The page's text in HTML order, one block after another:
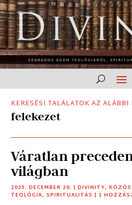
KERESÉSI TALÁLATOK AZ ALÁBBI
felekezet
Váratlan
világban
2025. DECEMBER 29. |DIVINITY,
TEOLÓGIA,SPIRITUALITÁS | 1